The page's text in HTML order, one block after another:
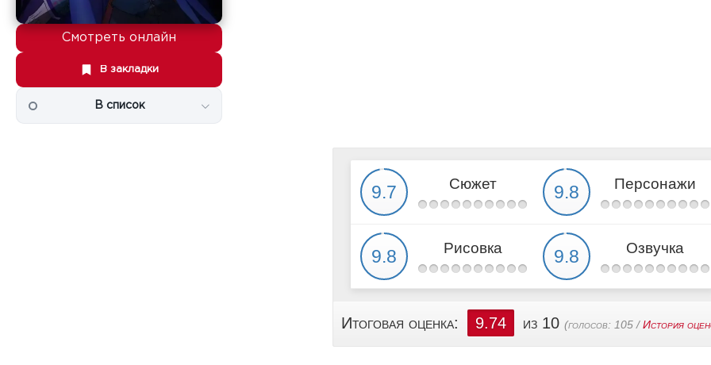
Смотреть онлайн
В закладки
В список
Сюжет Персонажи
Рисовка Озвучка
Итоговая оценка: 9.74 из 10 (голосов: 105 /История